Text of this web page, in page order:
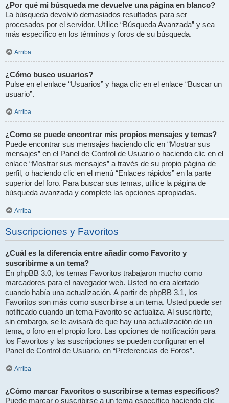
¿Por qué mi búsqueda me devuelve una página en blanco?
La búsqueda devolvió demasiados resultados para ser
procesados por el servidor. Utilice “Búsqueda Avanzada” y sea
más específico en los términos y foros de su búsqueda.
Arriba
¿Cómo busco usuarios?
Pulse en el enlace “Usuarios” y haga clic en el enlace “Buscar un
usuario”.
Arriba
¿Como se puede encontrar mis propios mensajes y temas?
Puede encontrar sus mensajes haciendo clic en “Mostrar sus
mensajes” en el Panel de Control de Usuario o haciendo clic en el
enlace “Mostrar sus mensajes” a través de su propio página de
perfil, o haciendo clic en el menú “Enlaces rápidos” en la parte
superior del foro. Para buscar sus temas, utilice la página de
búsqueda avanzada y complete las opciones apropiadas.
Arriba
Suscripciones y Favoritos
¿Cuál es la diferencia entre añadir como Favorito y
suscribirme a un tema?
En phpBB 3.0, los temas Favoritos trabajaron mucho como
marcadores para el navegador web. Usted no era alertado
cuando había una actualización. A partir de phpBB 3.1, los
Favoritos son más como suscribirse a un tema. Usted puede ser
notificado cuando un tema Favorito se actualiza. Al suscribirte,
sin embargo, se le avisará de que hay una actualización de un
tema, o foro en el propio foro. Las opciones de notificación para
los Favoritos y las suscripciones se pueden configurar en el
Panel de Control de Usuario, en “Preferencias de Foros”.
Arriba
¿Cómo marcar Favoritos o suscribirse a temas específicos?
Puede marcar o suscribirse a un tema específico haciendo clic